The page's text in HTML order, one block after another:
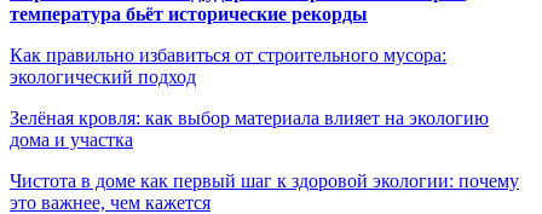
температура бьёт исторические рекорды
Как правильно избавиться от строительного мусора:
экологический подход
Зелёная кровля: как выбор материала влияет на экологию
дома и участка
Чистота в доме как первый шаг к здоровой экологии: почему
это важнее, чем кажется